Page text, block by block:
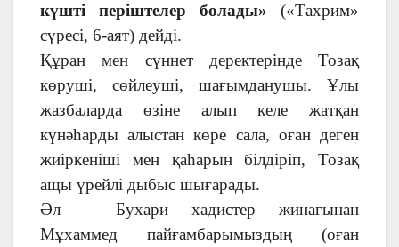
күшті періштелер болады» («Тахрим»
сүресі, 6-аят) дейді.
Құран мен сүннет деректерінде Тозақ
көруші, сөйлеуші, шағымданушы. Ұлы
жазбаларда өзіне алып келе жатқан
күнәһарды алыстан көре сала, оған деген
жиіркеніші мен қаһарын білдіріп, Тозақ
ащы үрейлі дыбыс шығарады.
Әл – Бухари хадистер жинағынан
Мұхаммед пайғамбарымыздың (оған